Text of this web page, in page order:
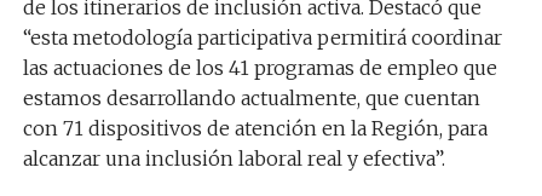
de los itinerarios de inclusión activa. Destacó que
“esta metodología participativa permitirá coordinar
las actuaciones de los 41 programas de empleo que
estamos desarrollando actualmente, que cuentan
con 71 dispositivos de atención en la Región, para
alcanzar una inclusión laboral real y efectiva”.